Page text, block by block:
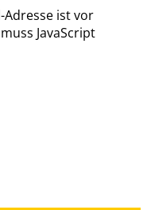
Adresse ist vor
JavaScript